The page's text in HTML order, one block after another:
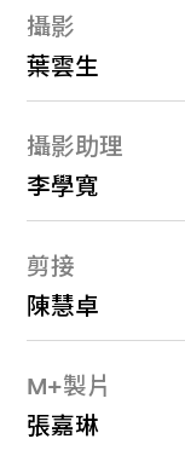
攝影
葉雲生
攝影助理
李學寬
剪接
陳慧卓
M+製片
張嘉琳